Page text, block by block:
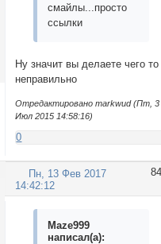
смайлы...просто
ссылки
Ну значит вы делаете чего то
неправильно
Отредактировано markwud (Пт, 3
Июл 2015 14:58:16)
0
84
Пн, 13 Фев 2017
14:42:12
Maze999
написал(а):